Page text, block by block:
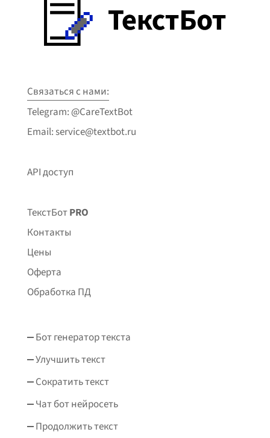
Связаться с нами:
Telegram: @CareTextBot
Email: service@textbot.ru
API доступ
ТекстБотPRO
Контакты
Цены
Оферта
Обработка ПД
Бот генератор текста
Улучшить текст
Сократить текст
Чат бот нейросеть
Продолжить текст